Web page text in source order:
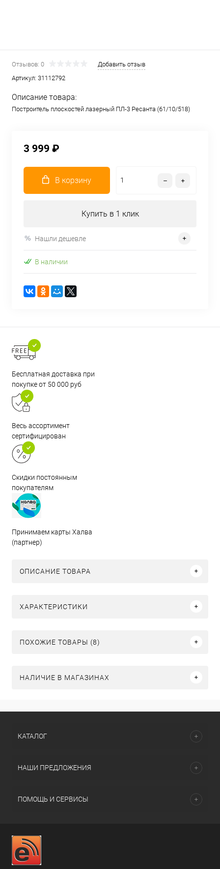
Отзывов: 0
Добавить отзыв
Артикул: 31112792
Описание товара:
Построитель плоскостей лазерный ПЛ-3 Ресанта (61/10/518)
3 999 ₽
В корзину
Купить в 1 клик
Нашли дешевле
В наличии
Бесплатная доставка при
покупке от 50 000 руб
Весь ассортимент
сертифицирован
Скидки постоянным
покупателям
Принимаем карты Халва
(партнер)
ОПИСАНИЕ ТОВАРА
ХАРАКТЕРИСТИКИ
ПОХОЖИЕ ТОВАРЫ (8)
НАЛИЧИЕ В МАГАЗИНАХ
КАТАЛОГ
НАШИ ПРЕДЛОЖЕНИЯ
ПОМОЩЬ И СЕРВИСЫ